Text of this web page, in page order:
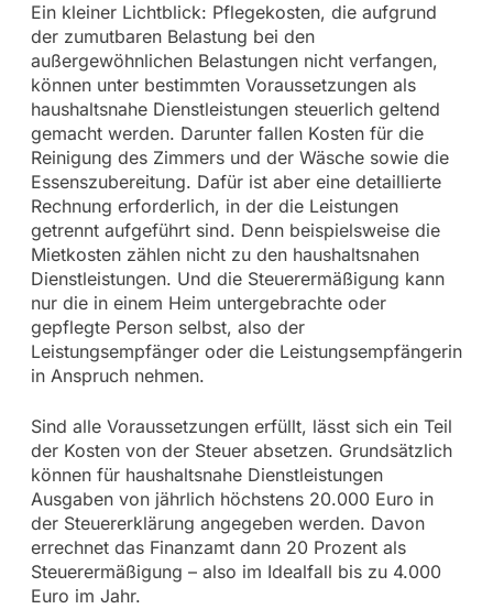
Ein kleiner Lichtblick: Pflegekosten, die aufgrund
der zumutbaren Belastung bei den
außergewöhnlichen Belastungen nicht verfangen,
können unter bestimmten Voraussetzungen als
haushaltsnahe Dienstleistungen steuerlich geltend
gemacht werden. Darunter fallen Kosten für die
Reinigung des Zimmers und der Wäsche sowie die
Essenszubereitung. Dafür ist aber eine detaillierte
Rechnung erforderlich, in der die Leistungen
getrennt aufgeführt sind. Denn beispielsweise die
Mietkosten zählen nicht zu den haushaltsnahen
Dienstleistungen. Und die Steuerermäßigung kann
nur die in einem Heim untergebrachte oder
gepflegte Person selbst, also der
Leistungsempfänger oder die Leistungsempfängerin
in Anspruch nehmen.
Sind alle Voraussetzungen erfüllt, lässt sich ein Teil
der Kosten von der Steuer absetzen. Grundsätzlich
können für haushaltsnahe Dienstleistungen
Ausgaben von jährlich höchstens 20.000 Euro in
der Steuererklärung angegeben werden. Davon
errechnet das Finanzamt dann 20 Prozent als
Steuerermäßigung – also im Idealfall bis zu 4.000
Euro im Jahr.